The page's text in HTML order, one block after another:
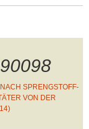
SPRENGSTOFF-
VON DER